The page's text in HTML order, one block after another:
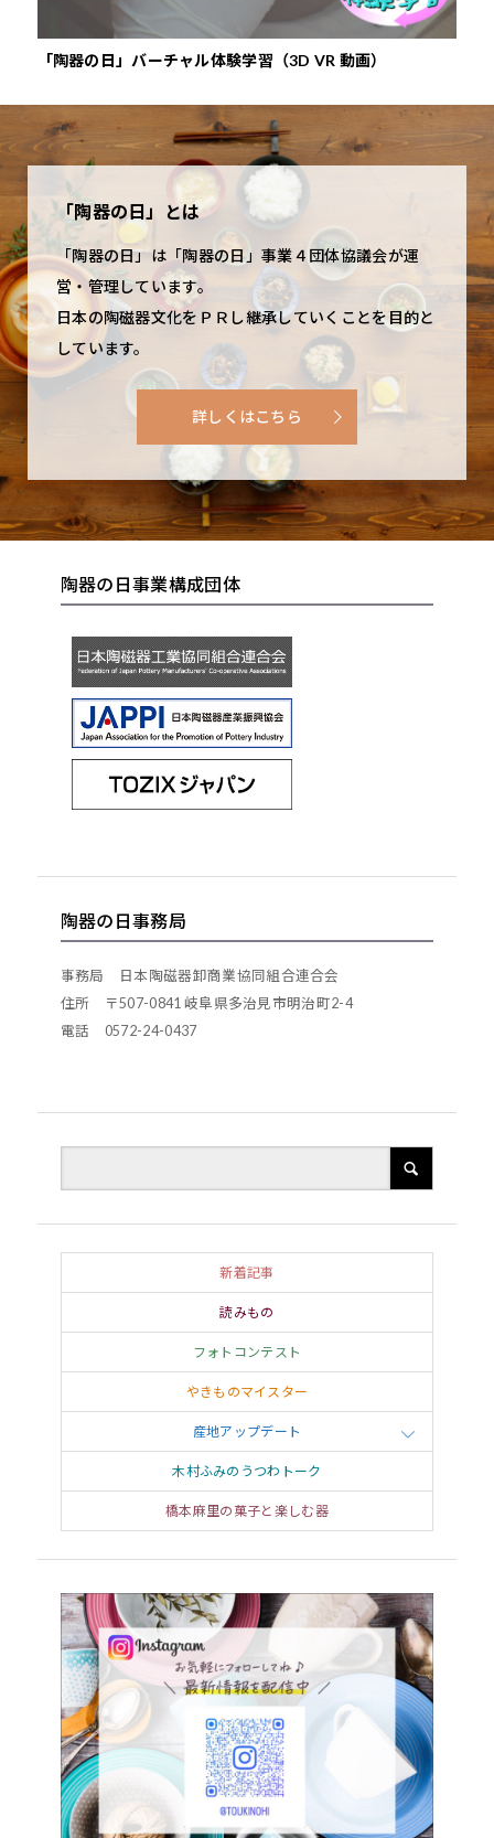
「陶器の日」バーチャル体験学習（3D VR 動画）
「陶器の日」とは
「陶器の日」は「陶器の日」事業４団体協議会が運
営・管理しています。
日本の陶磁器文化をＰＲし継承していくことを目的と
しています。
詳しくはこちら
陶器の日事業構成団体
陶器の日事務局
事務局 日本陶磁器卸商業協同組合連合会
住所 〒507-0841 岐阜県多治見市明治町2-4
電話 0572-24-0437
新着記事
読みもの
フォトコンテスト
やきものマイスター
産地アップデート
木村ふみのうつわトーク
橋本麻里の菓子と楽しむ器